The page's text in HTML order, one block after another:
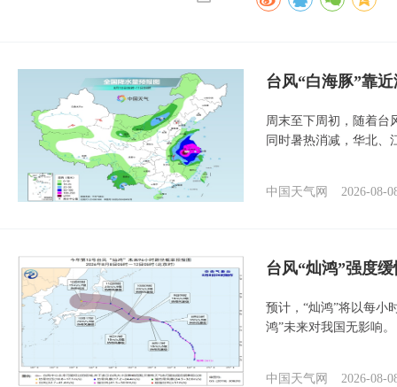
台风“白海豚”靠
周末至下周初，随着台
同时暑热消减，华北、
中国天气网 2026-08-
台风“灿鸿”强度
预计，“灿鸿”将以每小
鸿”未来对我国无影响。
中国天气网 2026-08-